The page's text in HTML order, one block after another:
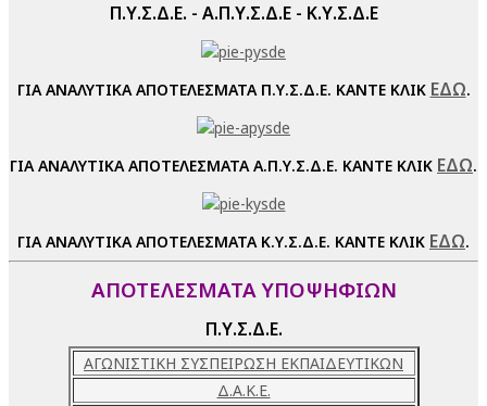
Π.Υ.Σ.Δ.Ε. - Α.Π.Υ.Σ.Δ.Ε - Κ.Υ.Σ.Δ.Ε
ΓΙΑ ΑΝΑΛΥΤΙΚΑ ΑΠΟΤΕΛΕΣΜΑΤΑ Π.Υ.Σ.Δ.Ε. ΚΑΝΤΕ ΚΛΙΚ ΕΔΩ.
ΓΙΑ ΑΝΑΛΥΤΙΚΑ ΑΠΟΤΕΛΕΣΜΑΤΑ Α.Π.Υ.Σ.Δ.Ε. ΚΑΝΤΕ ΚΛΙΚ ΕΔΩ.
ΓΙΑ ΑΝΑΛΥΤΙΚΑ ΑΠΟΤΕΛΕΣΜΑΤΑ Κ.Υ.Σ.Δ.Ε. ΚΑΝΤΕ ΚΛΙΚ ΕΔΩ.
ΑΠΟΤΕΛΕΣΜΑΤΑ ΥΠΟΨΗΦΙΩΝ
Π.Υ.Σ.Δ.Ε.
ΑΓΩΝΙΣΤΙΚΗ ΣΥΣΠΕΙΡΩΣΗ ΕΚΠΑΙΔΕΥΤΙΚΩΝ
Δ.Α.Κ.Ε.